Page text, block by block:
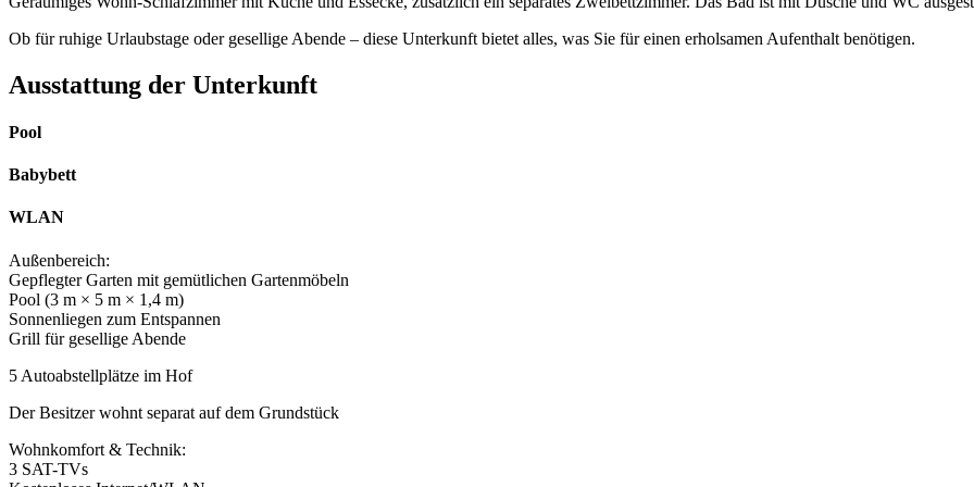
Ob für ruhige Urlaubstage oder gesellige Abende – diese Unterkunft bietet alles, was Sie für einen erholsamen Aufenthalt benötigen.
Ausstattung der Unterkunft
Pool
Babybett
WLAN
Außenbereich:
Gepflegter Garten mit gemütlichen Gartenmöbeln
Pool (3 m × 5 m × 1,4 m)
Sonnenliegen zum Entspannen
Grill für gesellige Abende
5 Autoabstellplätze im Hof
Der Besitzer wohnt separat auf dem Grundstück
Wohnkomfort & Technik:
3 SAT-TVs